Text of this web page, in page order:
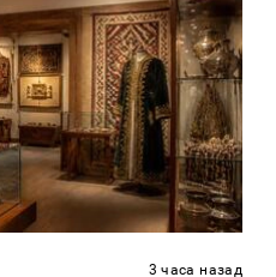
3 часа назад